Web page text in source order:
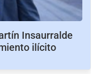
Insaurralde
ilícito